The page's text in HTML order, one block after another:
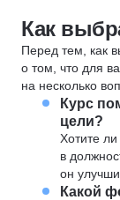
Как
Перед тем, как
о том, что для
на несколько
Курс
цели?
Хотите
в
он
Какой